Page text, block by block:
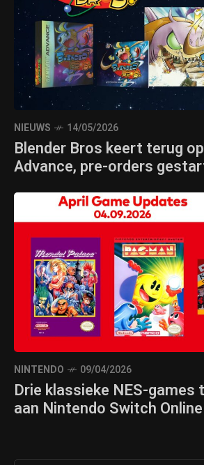
NIEUWS 14/05/2026
Blender Bros keert terug
Advance, pre-orders
NINTENDO 09/04/2026
Drie klassieke NES-games
aan Nintendo Switch Online